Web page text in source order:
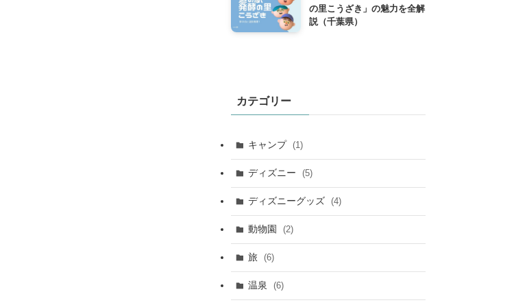
の里こうざき」の魅力を全解
説（千葉県）
カテゴリー
キャンプ (1)
ディズニー (5)
ディズニーグッズ (4)
動物園 (2)
旅 (6)
温泉 (6)